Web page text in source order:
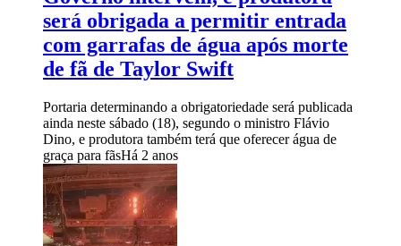
será obrigada a permitir entrada
com garrafas de água após morte
de fã de Taylor Swift
Portaria determinando a obrigatoriedade será publicada
ainda neste sábado (18), segundo o ministro Flávio
Dino, e produtora também terá que oferecer água de
graça para fãsHá 2 anos